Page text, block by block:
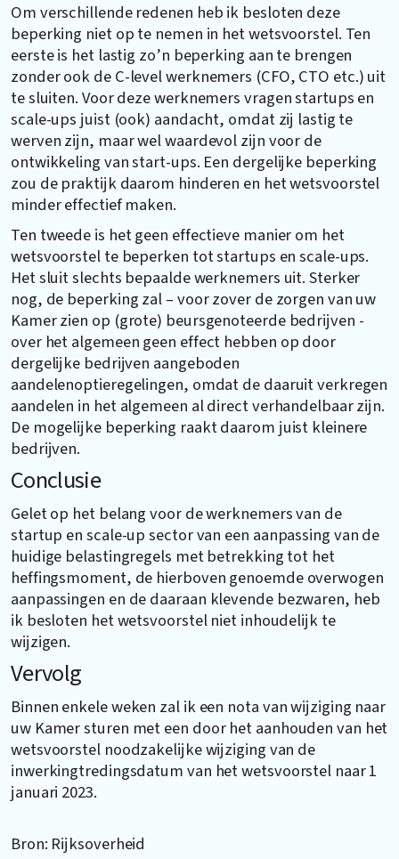
Om verschillende redenen heb ik besloten deze
beperking niet op te nemen in het wetsvoorstel. Ten
eerste is het lastig zo’n beperking aan te brengen
zonder ook de C-level werknemers (CFO, CTO etc.) uit
te sluiten. Voor deze werknemers vragen startups en
scale-ups juist (ook) aandacht, omdat zij lastig te
werven zijn, maar wel waardevol zijn voor de
ontwikkeling van start-ups. Een dergelijke beperking
zou de praktijk daarom hinderen en het wetsvoorstel
minder effectief maken.
Ten tweede is het geen effectieve manier om het
wetsvoorstel te beperken tot startups en scale-ups.
Het sluit slechts bepaalde werknemers uit. Sterker
nog, de beperking zal – voor zover de zorgen van uw
Kamer zien op (grote) beursgenoteerde bedrijven -
over het algemeen geen effect hebben op door
dergelijke bedrijven aangeboden
aandelenoptieregelingen, omdat de daaruit verkregen
aandelen in het algemeen al direct verhandelbaar zijn.
De mogelijke beperking raakt daarom juist kleinere
bedrijven.
Conclusie
Gelet op het belang voor de werknemers van de
startup en scale-up sector van een aanpassing van de
huidige belastingregels met betrekking tot het
heffingsmoment, de hierboven genoemde overwogen
aanpassingen en de daaraan klevende bezwaren, heb
ik besloten het wetsvoorstel niet inhoudelijk te
wijzigen.
Vervolg
Binnen enkele weken zal ik een nota van wijziging naar
uw Kamer sturen met een door het aanhouden van het
wetsvoorstel noodzakelijke wijziging van de
inwerkingtredingsdatum van het wetsvoorstel naar 1
januari 2023.
Bron: Rijksoverheid